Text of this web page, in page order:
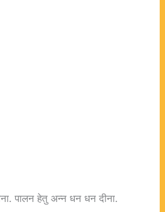
पालन हेतु अन्न धन धन दीना.